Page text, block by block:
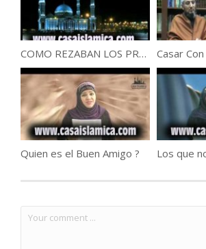
COMO REZABAN LOS PROFETAS ABRAHAM, MOISES,JESUS Y MUHAMMAD ?
Quien es el Buen Amigo ?